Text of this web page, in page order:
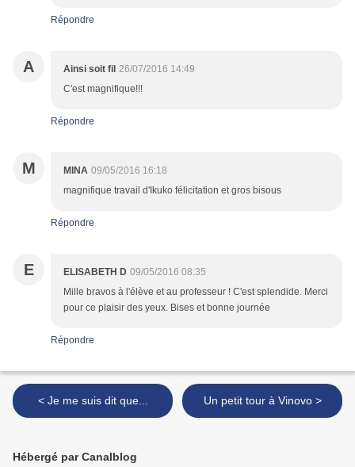
Répondre
A Ainsi soit fil 26/07/2016 14:49
C'est magnifique!!!
Répondre
M MINA 09/05/2016 16:18
magnifique travail d'Ikuko félicitation et gros bisous
Répondre
E ELISABETH D 09/05/2016 08:35
Mille bravos à l'élève et au professeur ! C'est splendide. Merci
pour ce plaisir des yeux. Bises et bonne journée
Répondre
< Je me suis dit que... Un petit tour à Vinovo >
Hébergé par Canalblog